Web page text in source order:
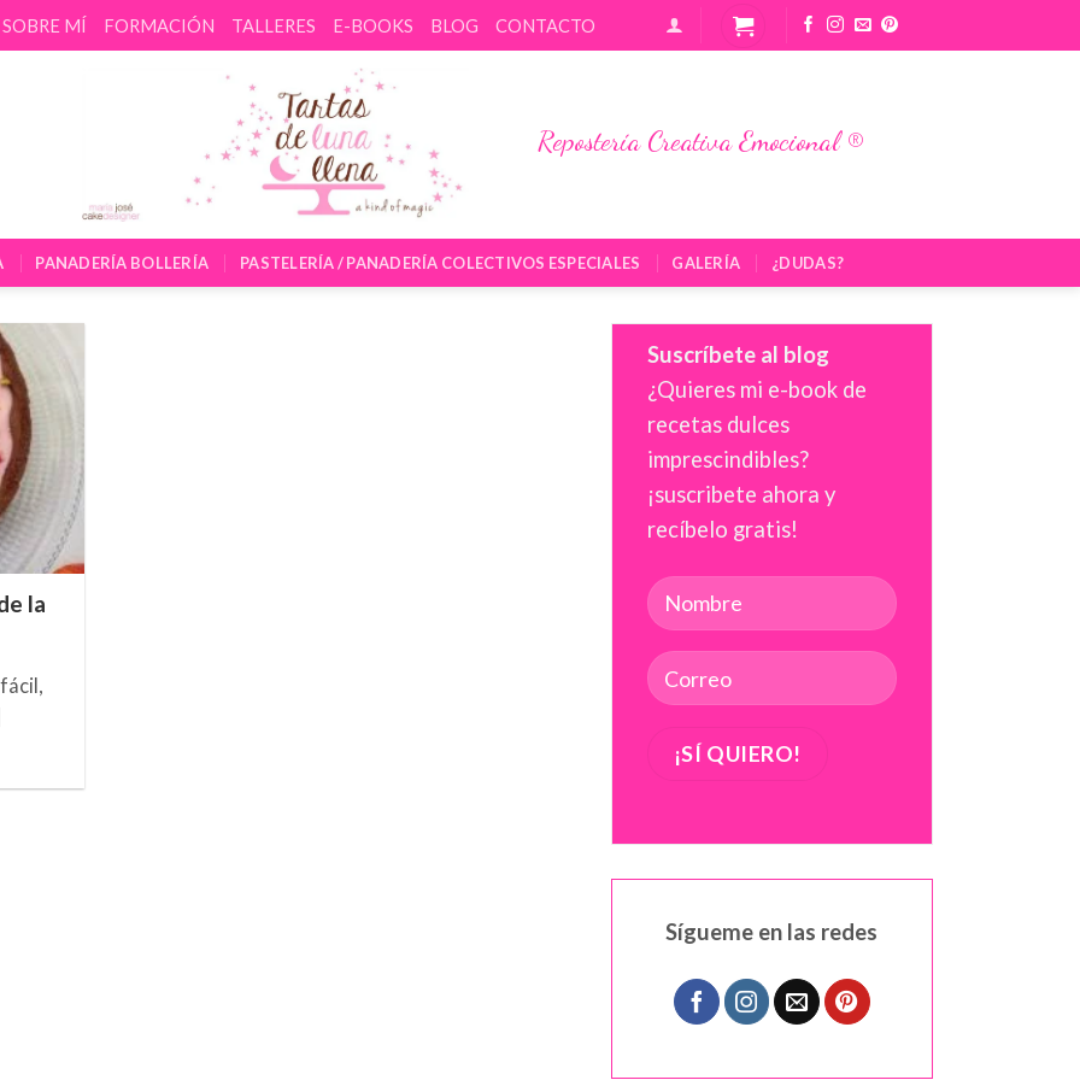
SOBRE MÍ FORMACIÓN TALLERES E-BOOKS BLOG CONTACTO
Repostería Creativa Emocional ®
PANADERÍA BOLLERÍA PASTELERÍA / PANADERÍA COLECTIVOS ESPECIALES GALERÍA ¿DUDAS?
la
Suscríbete al blog
¿Quieres mi e-book de
recetas dulces
imprescindibles?
¡suscribete ahora y
recíbelo gratis!
Sígueme en las redes